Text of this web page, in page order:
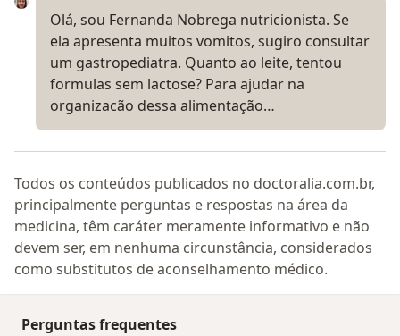
Olá, sou Fernanda Nobrega nutricionista. Se
ela apresenta muitos vomitos, sugiro consultar
um gastropediatra. Quanto ao leite, tentou
formulas sem lactose? Para ajudar na
organizacão dessa alimentação…
Todos os conteúdos publicados no doctoralia.com.br,
principalmente perguntas e respostas na área da
medicina, têm caráter meramente informativo e não
devem ser, em nenhuma circunstância, considerados
como substitutos de aconselhamento médico.
Perguntas frequentes